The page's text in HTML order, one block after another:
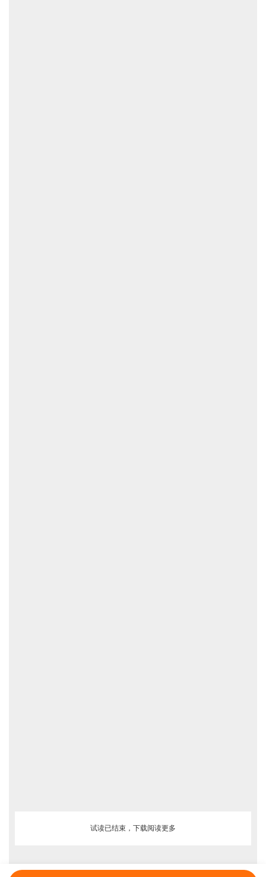
试读已结束，下载阅读更多